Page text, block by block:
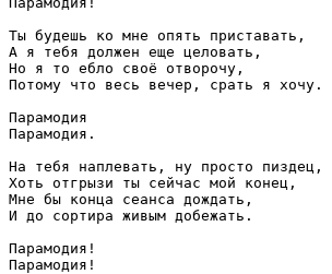
Ты будешь ко мне опять приставать,
А я тебя должен еще целовать,
Но я то ебло своё отворочу,
Потому что весь вечер, срать я хочу.
Парамодия
Парамодия.
На тебя наплевать, ну просто пиздец,
Хоть отгрызи ты сейчас мой конец,
Мне бы конца сеанса дождать,
И до сортира живым добежать.
Парамодия!
Парамодия!